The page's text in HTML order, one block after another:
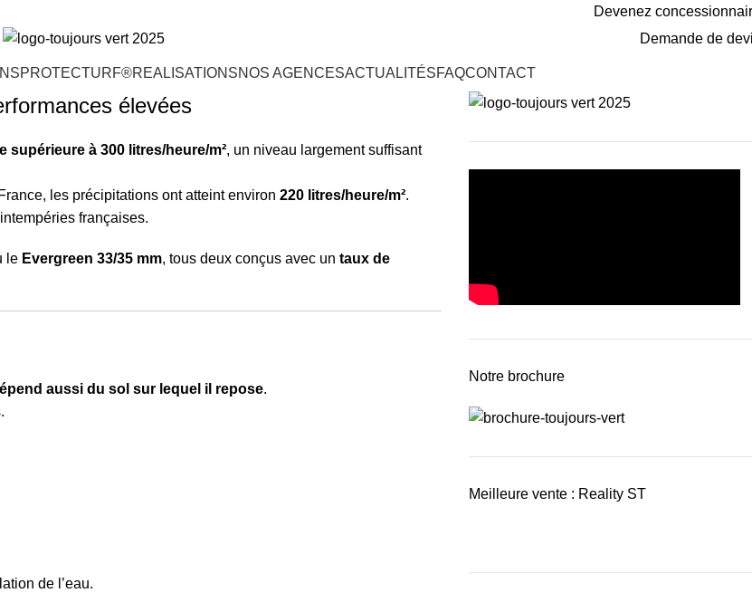
Devenez
Demande de
PROTECTURF®REALISATIONSNOS AGENCESACTUALITÉSFAQCONTACT
élevées
supérieure à 300 litres/heure/m², un niveau largement suffisant
les précipitations ont atteint environ 220 litres/heure/m².
françaises.
le Evergreen 33/35 mm, tous deux conçus avec un taux de
aussi du sol sur lequel il repose.
de l’eau.
Notre brochure
Meilleure vente : Reality ST